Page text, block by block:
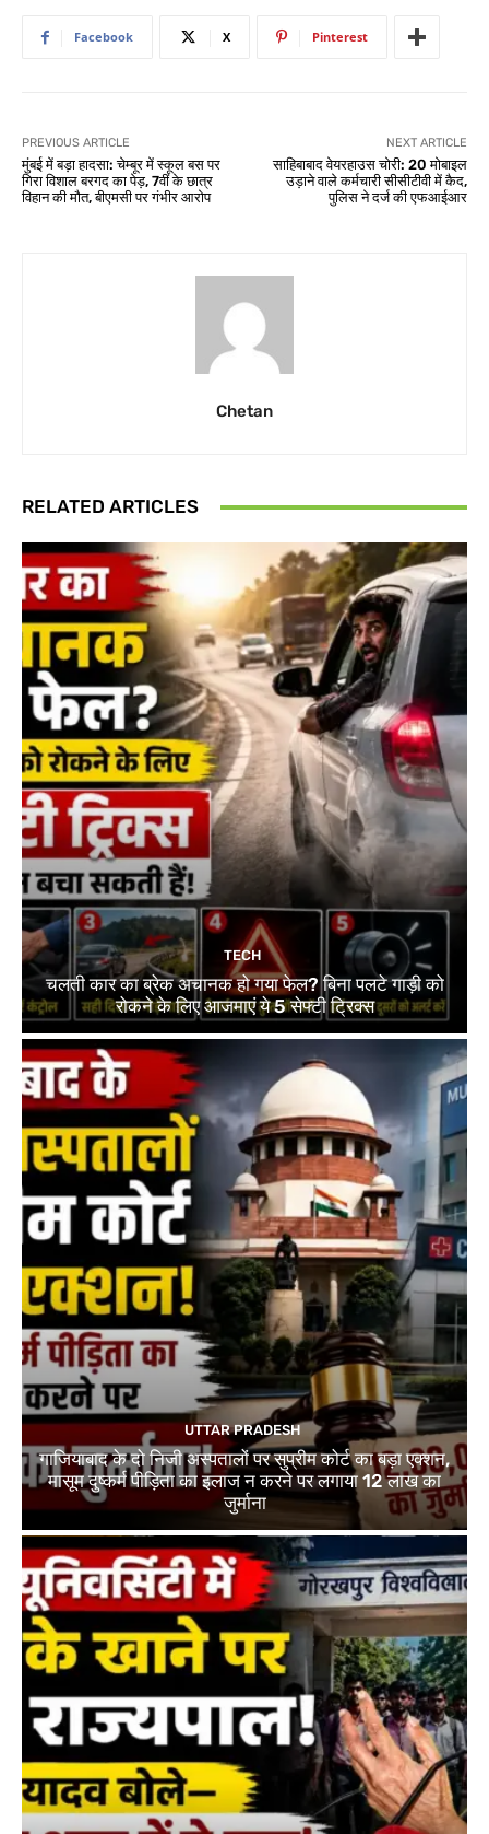
Facebook X Pinterest
PREVIOUS ARTICLE
मुंबई में बड़ा हादसा: चेम्बूर में स्कूल बस पर
गिरा विशाल बरगद का पेड़, 7वीं के छात्र
विहान की मौत, बीएमसी पर गंभीर आरोप
NEXT ARTICLE
साहिबाबाद वेयरहाउस चोरी: 20 मोबाइल
उड़ाने वाले कर्मचारी सीसीटीवी में कैद,
पुलिस ने दर्ज की एफआईआर
Chetan
RELATED ARTICLES
TECH
चलती कार का ब्रेक अचानक हो गया फेल? बिना पलटे गाड़ी को
रोकने के लिए आजमाएं ये 5 सेफ्टी ट्रिक्स
UTTAR PRADESH
गाजियाबाद के दो निजी अस्पतालों पर सुप्रीम कोर्ट का बड़ा एक्शन,
मासूम दुष्कर्म पीड़िता का इलाज न करने पर लगाया 12 लाख का
जुर्माना